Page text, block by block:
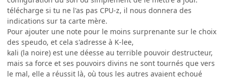
télécharge si tu ne l'as pas CPU-z, il nous donnera des
indications sur ta carte mère.
Pour ajouter une note pour le moins surprenante sur le choix
des speudo, et cela s'adresse à K-lee,
kali (la noire) est une déesse au terrible pouvoir destructeur,
mais sa force et ses pouvoirs divins ne sont tournés que vers
le mal, elle a réussit là, où tous les autres avaient echoué